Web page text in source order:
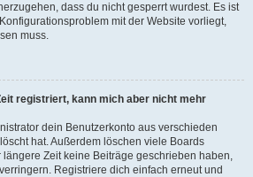
dass du nicht gesperrt wurdest. Es ist
mit der Website vorliegt,
muss.
registriert, kann mich aber nicht mehr
dein Benutzerkonto aus verschieden
hat. Außerdem löschen viele Boards
Zeit keine Beiträge geschrieben haben,
Registriere dich einfach erneut und